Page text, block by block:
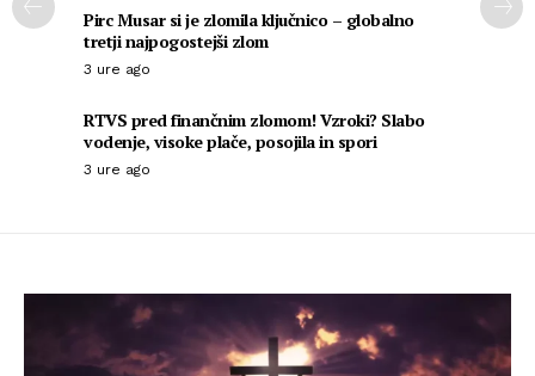
Pirc Musar si je zlomila ključnico – globalno
tretji najpogostejši zlom
3 ure ago
RTVS pred finančnim zlomom! Vzroki? Slabo
vodenje, visoke plače, posojila in spori
3 ure ago